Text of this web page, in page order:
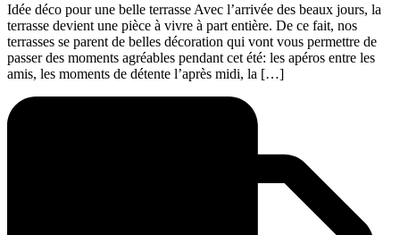
Idée déco pour une belle terrasse Avec l’arrivée des beaux jours, la
terrasse devient une pièce à vivre à part entière. De ce fait, nos
terrasses se parent de belles décoration qui vont vous permettre de
passer des moments agréables pendant cet été: les apéros entre les
amis, les moments de détente l’après midi, la […]